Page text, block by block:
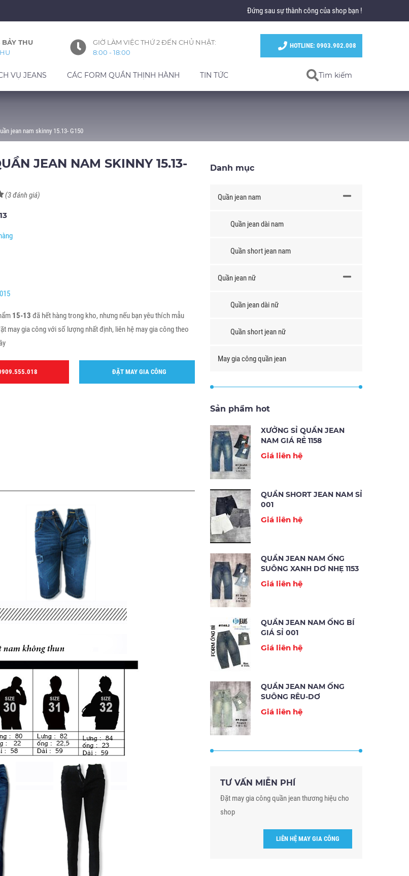
Đứng sau sự thành công của shop bạn !
BẢY THU
GIỜ LÀM VIỆC THỨ 2 ĐẾN CHỦ NHẬT:
8:00 - 18:00
HOTLINE: 0903.902.008
VỤ JEANS CÁC FORM QUẦN THỊNH HÀNH TIN TỨC Tìm kiếm
jean nam skinny 15.13- G150
JEAN NAM SKINNY 15.13-
(3 đánh giá)
15-13 đã hết hàng trong kho, nhưng nếu bạn yêu thích mẫu
may gia công với số lượng nhất định, liên hệ may gia công theo
ĐẶT MAY GIA CÔNG
Danh mục
Quần jean nam
Quần jean dài nam
Quần short jean nam
Quần jean nữ
Quần jean dài nữ
Quần short jean nữ
May gia công quần jean
Sản phẩm hot
XƯỞNG SỈ QUẦN JEAN
NAM GIÁ RẺ 1158
Giá liên hệ
QUẦN SHORT JEAN NAM SỈ
001
Giá liên hệ
QUẦN JEAN NAM ỐNG
SUÔNG XANH DƠ NHẸ 1153
Giá liên hệ
QUẦN JEAN NAM ỐNG BÍ
GIÁ SỈ 001
Giá liên hệ
QUẦN JEAN NAM ỐNG
SUÔNG RÊU-DƠ
Giá liên hệ
TƯ VẤN MIỄN PHÍ
Đặt may gia công quần jean thương hiệu cho
shop
LIÊN HỆ MAY GIA CÔNG